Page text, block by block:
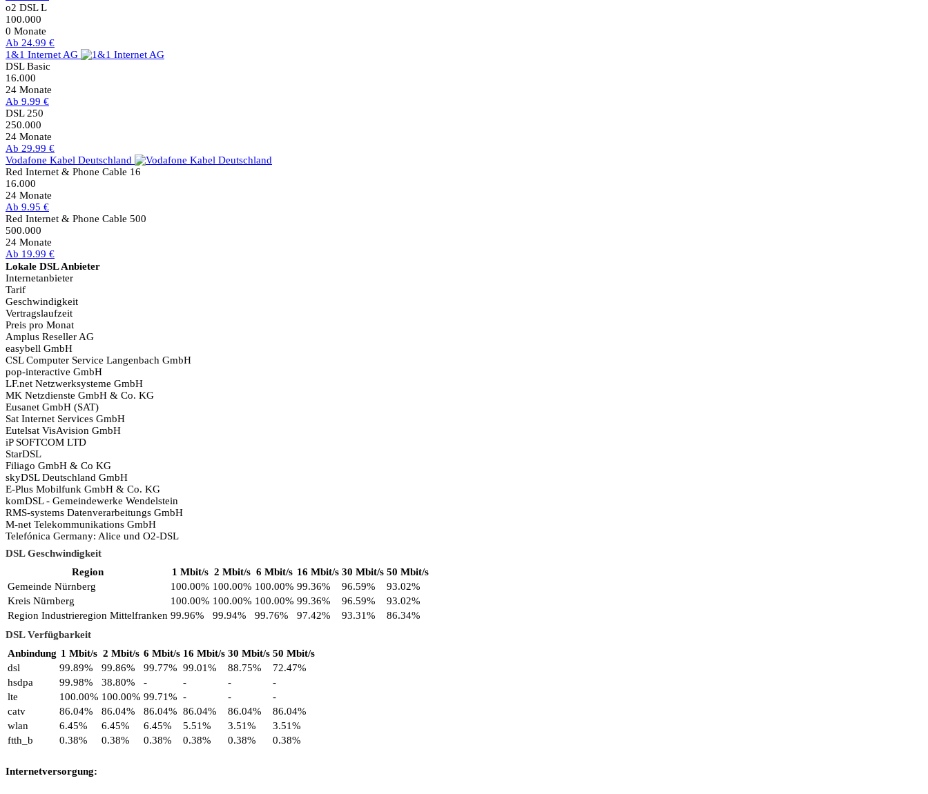
o2 DSL L
100.000
0 Monate
Ab 24.99 €
1&1 Internet AG
DSL Basic
16.000
24 Monate
Ab 9.99 €
DSL 250
250.000
24 Monate
Ab 29.99 €
Vodafone Kabel Deutschland
Red Internet & Phone Cable 16
16.000
24 Monate
Ab 9.95 €
Red Internet & Phone Cable 500
500.000
24 Monate
Ab 19.99 €
Lokale DSL Anbieter
Internetanbieter
Tarif
Geschwindigkeit
Vertragslaufzeit
Preis pro Monat
Amplus Reseller AG
easybell GmbH
CSL Computer Service Langenbach GmbH
pop-interactive GmbH
LF.net Netzwerksysteme GmbH
MK Netzdienste GmbH & Co. KG
Eusanet GmbH (SAT)
Sat Internet Services GmbH
Eutelsat VisAvision GmbH
iP SOFTCOM LTD
StarDSL
Filiago GmbH & Co KG
skyDSL Deutschland GmbH
E-Plus Mobilfunk GmbH & Co. KG
komDSL - Gemeindewerke Wendelstein
RMS-systems Datenverarbeitungs GmbH
M-net Telekommunikations GmbH
Telefónica Germany: Alice und O2-DSL
DSL Geschwindigkeit
Region
1 Mbit/s 2 Mbit/s 6 Mbit/s 16 Mbit/s 30 Mbit/s 50 Mbit/s
Gemeinde Nürnberg
100.00% 100.00% 100.00% 99.36% 96.59%
93.02%
Kreis Nürnberg
100.00% 100.00% 100.00% 99.36% 96.59%
93.02%
Region Industrieregion Mittelfranken 99.96% 99.94% 99.76% 97.42% 93.31%
86.34%
DSL Verfügbarkeit
Anbindung 1 Mbit/s 2 Mbit/s 6 Mbit/s 16 Mbit/s 30 Mbit/s 50 Mbit/s
dsl
99.89% 99.86% 99.77% 99.01% 88.75%
72.47%
hsdpa
99.98% 38.80% - - -
-
lte
100.00% 100.00% 99.71% - -
-
catv
86.04% 86.04% 86.04% 86.04% 86.04%
86.04%
wlan
6.45% 6.45% 6.45% 5.51% 3.51%
3.51%
ftth_b
0.38% 0.38% 0.38% 0.38% 0.38% 0.38%
Internetversorgung: